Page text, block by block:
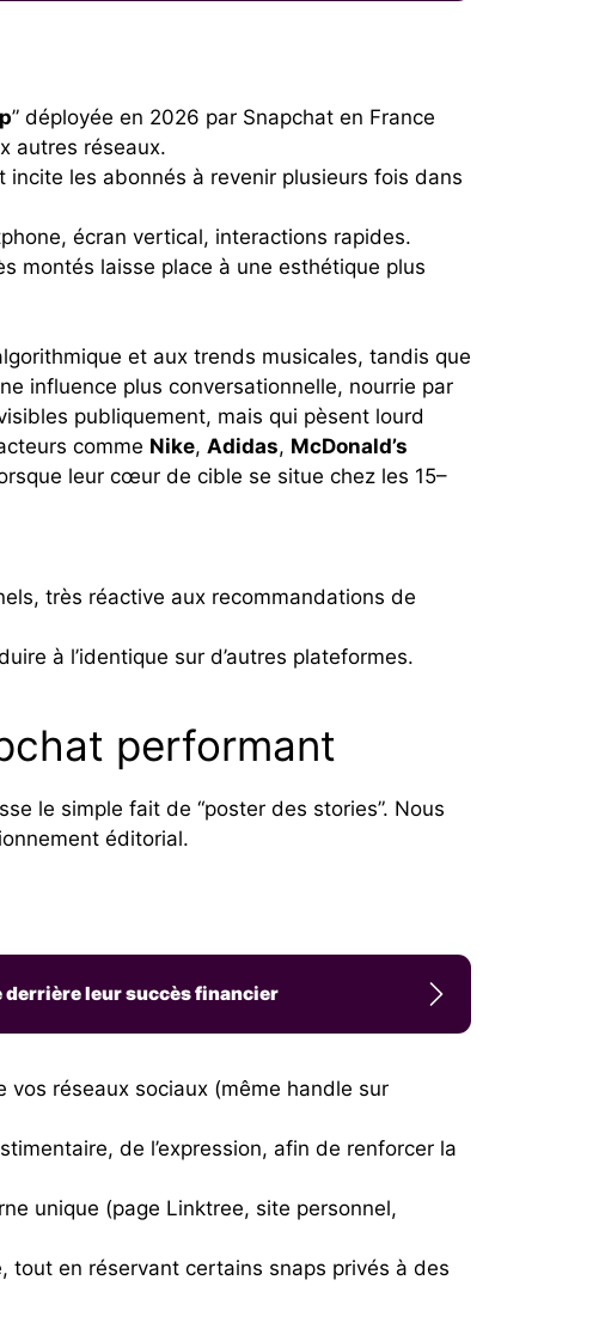
” déployée en 2026 par Snapchat en France
autres réseaux.
incite les abonnés à revenir plusieurs fois dans
écran vertical, interactions rapides.
montés laisse place à une esthétique plus
et aux trends musicales, tandis que
influence plus conversationnelle, nourrie par
publiquement, mais qui pèsent lourd
comme Nike, Adidas, McDonald’s
leur cœur de cible se situe chez les 15–
très réactive aux recommandations de
à l’identique sur d’autres plateformes.
performant
le simple fait de “poster des stories”. Nous
éditorial.
derrière leur succès financier
vos réseaux sociaux (même handle sur
de l’expression, afin de renforcer la
unique (page Linktree, site personnel,
tout en réservant certains snaps privés à des